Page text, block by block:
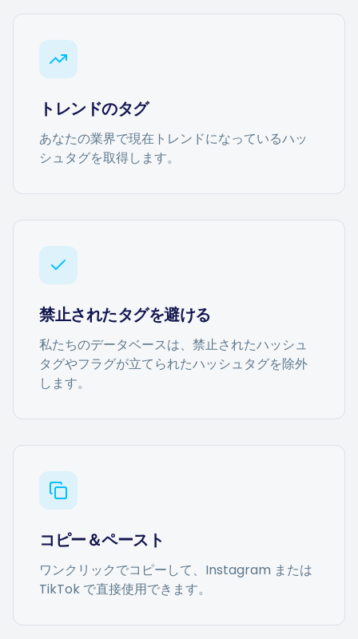
コンテンツカレンダー
ソーシャルメディアのヒント
eコマース
Shopify
トレンドのタグ
あなたの業界で現在トレンドになっているハッ
シュタグを取得します。
禁止されたタグを避ける
私たちのデータベースは、禁止されたハッシュ
タグやフラグが立てられたハッシュタグを除外
します。
コピー＆ペースト
ワンクリックでコピーして、Instagram または
TikTok で直接使用できます。